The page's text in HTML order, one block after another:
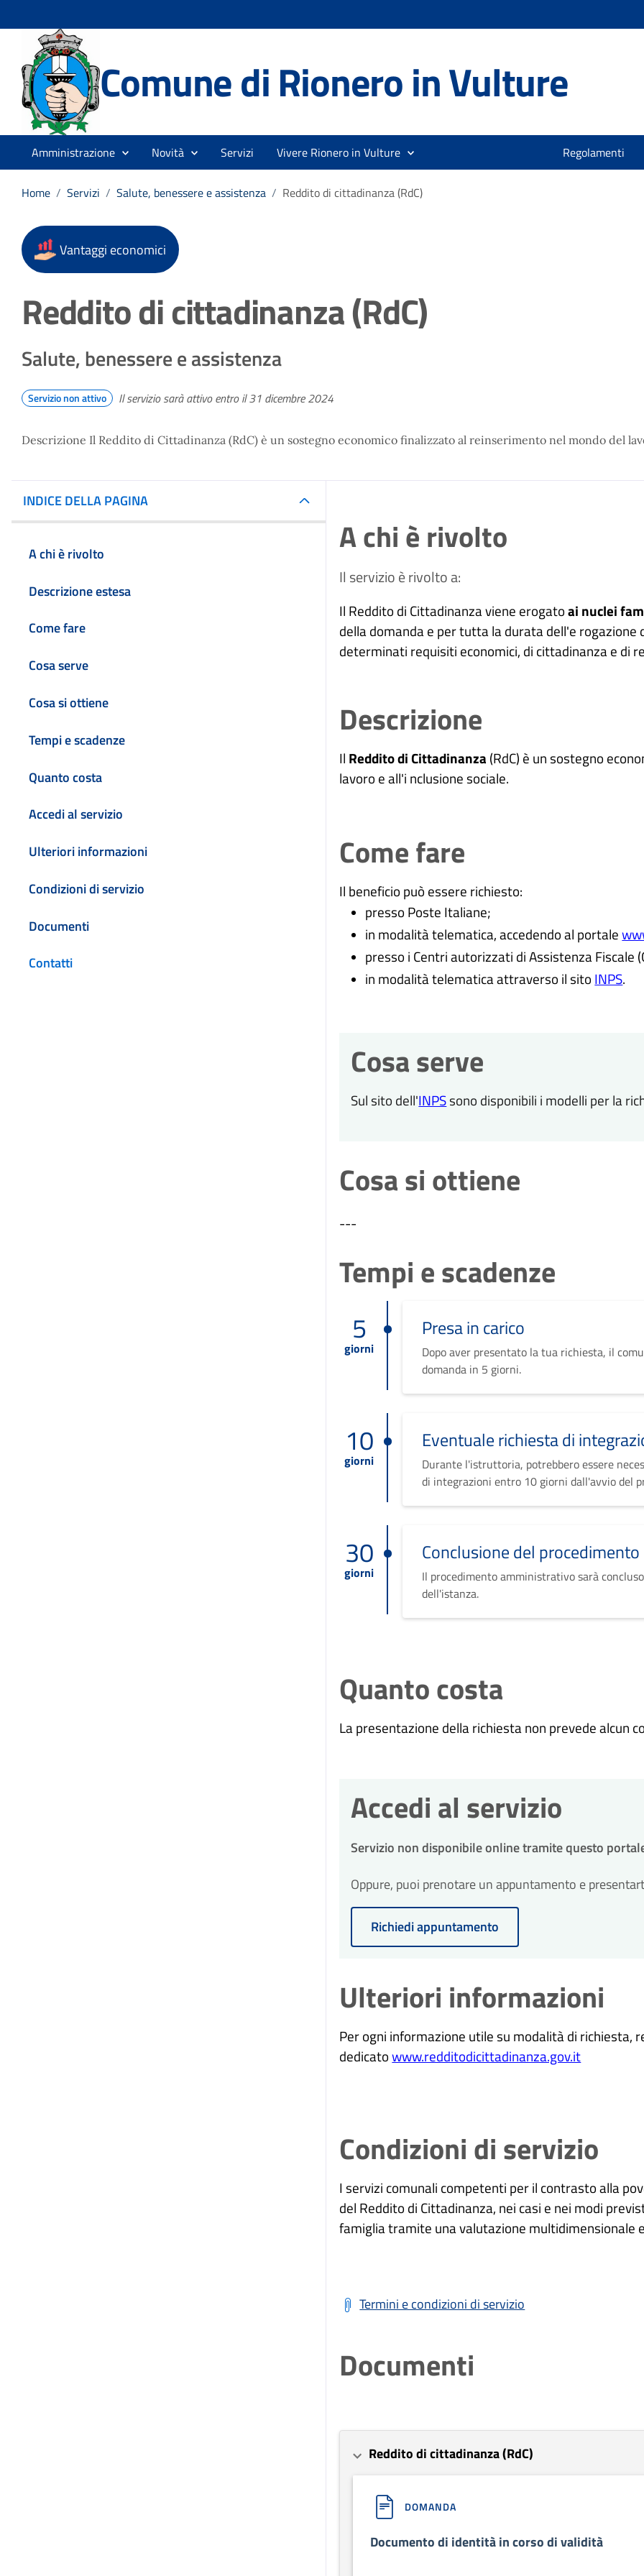
Comune di Rionero in Vulture
Amministrazione Novità Servizi Vivere Rionero in Vulture Regolamenti
Home / Servizi / Salute, benessere e assistenza / Reddito di cittadinanza (RdC)
Vantaggi economici
Reddito di cittadinanza (RdC)
Salute, benessere e assistenza
Servizio non attivo Il servizio sarà attivo entro il 31 dicembre 2024
Descrizione Il Reddito di Cittadinanza (RdC) è un sostegno economico finalizzato al reinserimento nel mondo del
INDICE DELLA PAGINA
A chi è rivolto
Descrizione estesa
Come fare
Cosa serve
Cosa si ottiene
Tempi e scadenze
Quanto costa
Accedi al servizio
Ulteriori informazioni
Condizioni di servizio
Documenti
Contatti
A chi è rivolto
Il servizio è rivolto a:
Il Reddito di Cittadinanza viene erogatoai nuclei
della domanda e per tutta la durata dell'e rogazione
determinati requisiti economici, di cittadinanza e di
Descrizione
Il Reddito di Cittadinanza (RdC) è un sostegno
lavoro e all'i nclusione sociale.
Come fare
Il beneficio può essere richiesto:
presso Poste Italiane;
in modalità telematica, accedendo al portale
presso i Centri autorizzati di Assistenza Fiscale
in modalità telematica attraverso il sito INPS.
Cosa serve
Sul sito dell'INPSsono disponibili i modelli per la
Cosa si ottiene
---
Tempi e scadenze
5
giorni
Presa in carico
Dopo aver presentato la tua richiesta, il
domanda in 5 giorni.
10
giorni
Eventuale richiesta di
Durante l'istruttoria, potrebbero essere
di integrazioni entro 10 giorni dall'avvio del
30
giorni
Conclusione del procedimento
Il procedimento amministrativo sarà
dell'istanza.
Quanto costa
La presentazione della richiesta non prevede alcun
Accedi al servizio
Servizio non disponibile online tramite questo
Oppure, puoi prenotare un appuntamento e
Richiedi appuntamento
Ulteriori informazioni
Per ogni informazione utile su modalità di richiesta,
dedicatowww.redditodicittadinanza.gov.it
Condizioni di servizio
I servizi comunali competenti per il contrasto alla
del Reddito di Cittadinanza, nei casi e nei modi
famiglia tramite una valutazione multidimensionale
Termini e condizioni di servizio
Documenti
Reddito di cittadinanza (RdC)
DOMANDA
Documento di identità in corso di validità